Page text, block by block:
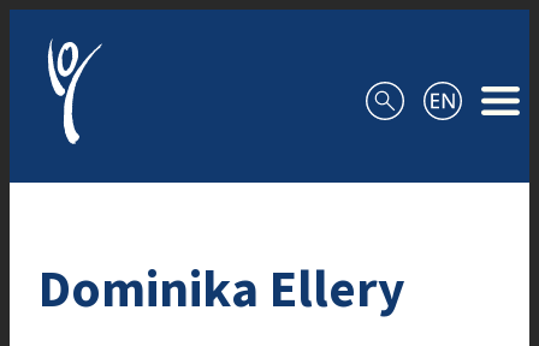
Dominika Ellery